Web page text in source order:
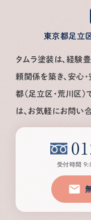
東京都足立
タムラ塗装は、経験
頼関係を築き、安心
都（足立区・荒川区
は、お気軽にお問い
受付時間